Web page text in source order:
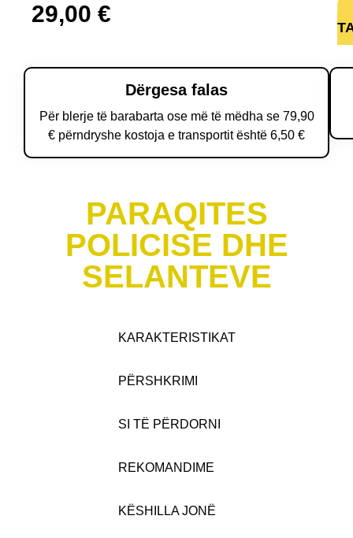
29,00 €
Dërgesa falas
Për blerje të barabarta ose më të mëdha se 79,90
€ përndryshe kostoja e transportit është 6,50 €
PARAQITES
POLICISE DHE
SELANTEVE
KARAKTERISTIKAT
PËRSHKRIMI
SI TË PËRDORNI
REKOMANDIME
KËSHILLA JONË